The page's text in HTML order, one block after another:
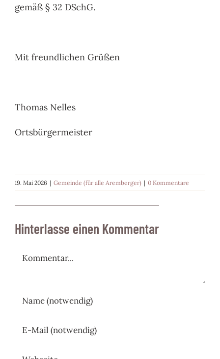
gemäß § 32 DSchG.
Mit freundlichen Grüßen
Thomas Nelles
Ortsbürgermeister
19. Mai 2026 | Gemeinde (für alle Aremberger) | 0 Kommentare
Hinterlasse einen Kommentar
Kommentar